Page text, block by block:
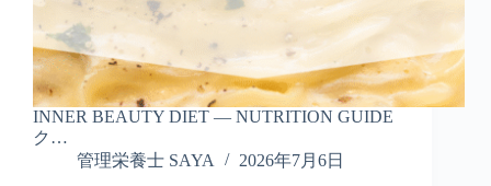
INNER BEAUTY DIET — NUTRITION GUIDE
ク…
管理栄養士 SAYA
2026年7月6日